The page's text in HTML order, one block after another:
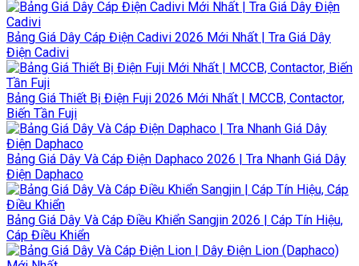
Bảng Giá Dây Cáp Điện Cadivi 2026 Mới Nhất | Tra Giá Dây
Điện Cadivi
Bảng Giá Thiết Bị Điện Fuji 2026 Mới Nhất | MCCB, Contactor,
Biến Tần Fuji
Bảng Giá Dây Và Cáp Điện Daphaco 2026 | Tra Nhanh Giá Dây
Điện Daphaco
Bảng Giá Dây Và Cáp Điều Khiển Sangjin 2026 | Cáp Tín Hiệu,
Cáp Điều Khiển